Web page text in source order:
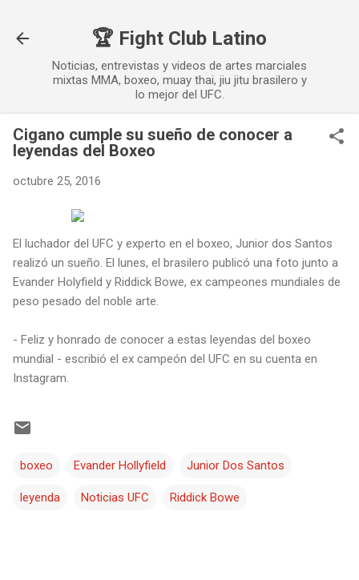
🏆 Fight Club Latino
Noticias, entrevistas y videos de artes marciales
mixtas MMA, boxeo, muay thai, jiu jitu brasilero y
lo mejor del UFC.
Cigano cumple su sueño de conocer a
leyendas del Boxeo
octubre 25, 2016
El luchador del UFC y experto en el boxeo, Junior dos Santos
realizó un sueño. El lunes, el brasilero publicó una foto junto a
Evander Holyfield y Riddick Bowe, ex campeones mundiales de
peso pesado del noble arte.
- Feliz y honrado de conocer a estas leyendas del boxeo
mundial - escribió el ex campeón del UFC en su cuenta en
Instagram.
boxeo Evander Hollyfield Junior Dos Santos
leyenda Noticias UFC Riddick Bowe